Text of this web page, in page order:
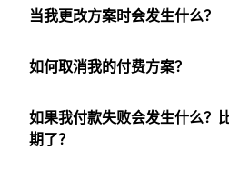
当我更改方案时会发生什么？
如何取消我的付费方案？
如果我付款失败会发生什么？
期了？